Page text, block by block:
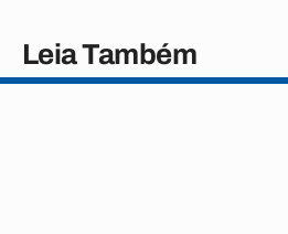
Leia Também